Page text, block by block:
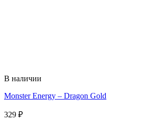
В наличии
Monster Energy – Dragon Gold
329 ₽